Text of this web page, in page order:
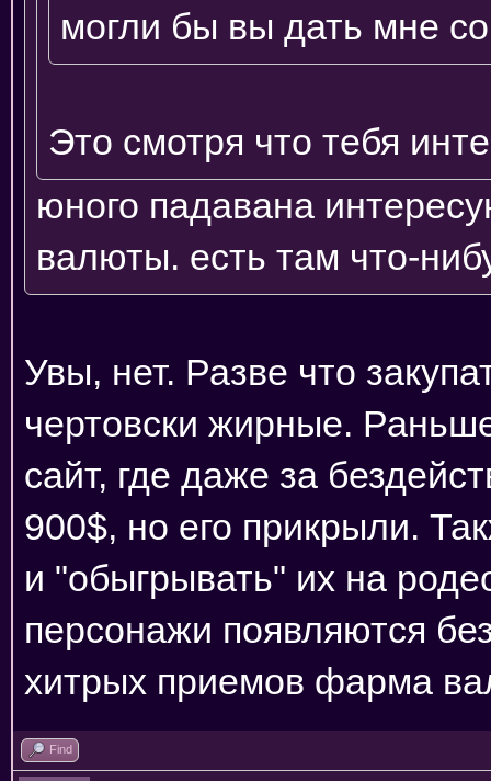
могли бы вы дать мне
Это смотря что тебя
юного падавана
валюты. есть там что-
Увы, нет. Разве что
чертовски жирные.
сайт, где даже за
900$, но его прикрыли.
и "обыгрывать" их на
персонажи появляются
хитрых приемов фарма
Find